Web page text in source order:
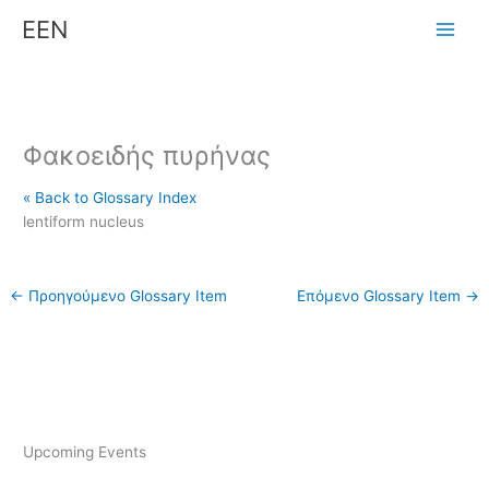
ΕΕΝ
Φακοειδής πυρήνας
« Back to Glossary Index
lentiform nucleus
← Προηγούμενο Glossary Item Επόμενο Glossary Item →
Upcoming Events